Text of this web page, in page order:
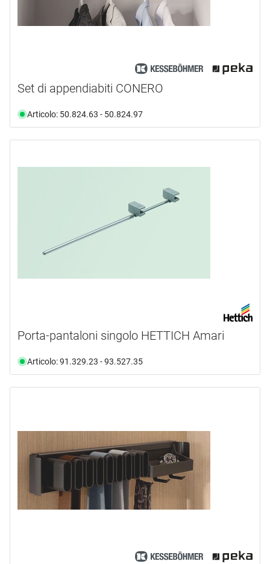
Set di appendiabiti CONERO
Articolo: 50.824.63 - 50.824.97
Porta-pantaloni singolo HETTICH Amari
Articolo: 91.329.23 - 93.527.35